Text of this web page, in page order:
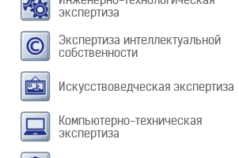
экспертиза
Экспертиза интеллектуальной
собственности
Искусствоведческая экспертиза
Компьютерно-техническая
экспертиза